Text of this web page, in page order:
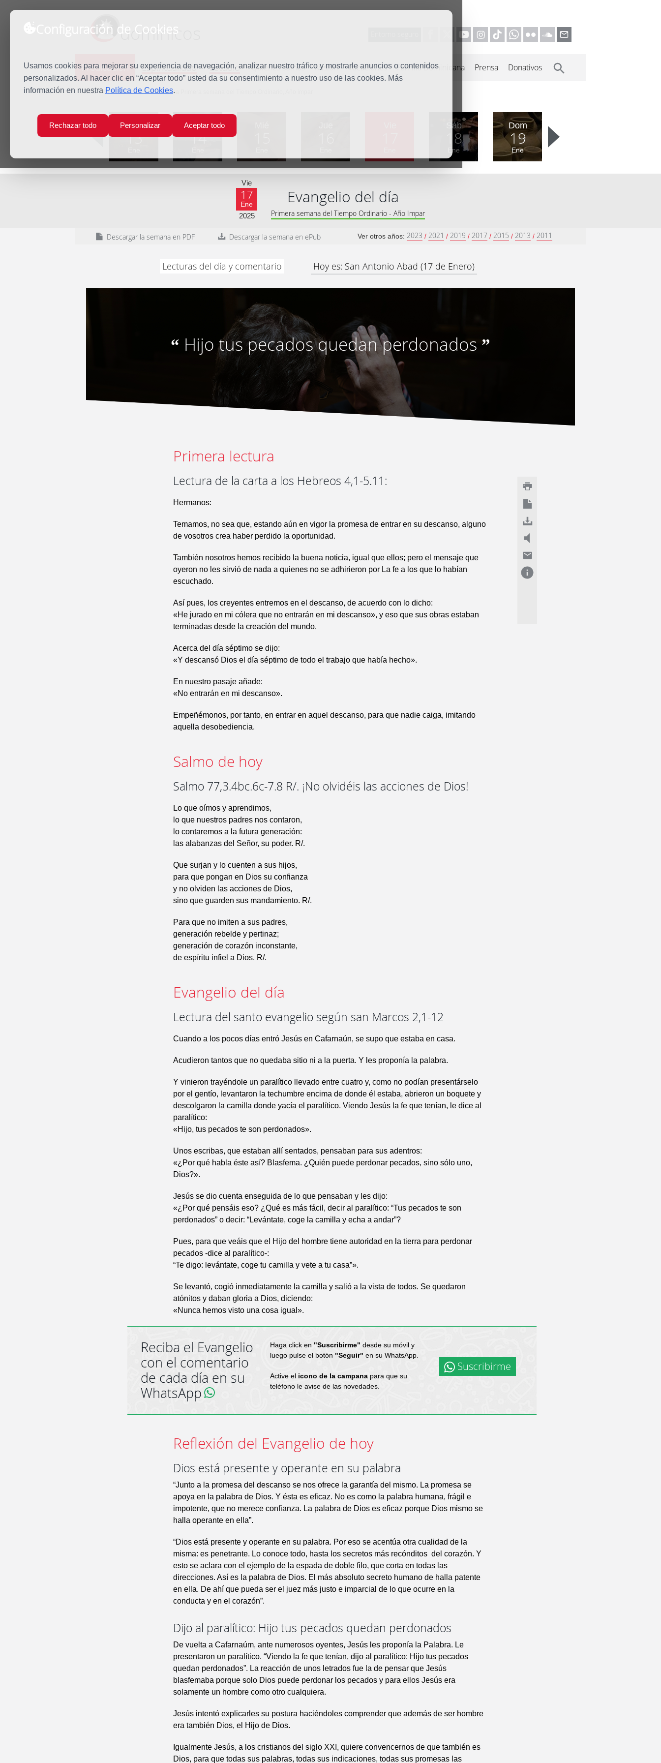
Configuración de Cookies
Usamos cookies para mejorar su experiencia de navegación, analizar nuestro tráfico y mostrarle anuncios o contenidos
personalizados. Al hacer clic en “Aceptar todo” usted da su consentimiento a nuestro uso de las cookies. Más
información en nuestra Política de Cookies.
Rechazar todo Personalizar Aceptar todo
dominicos
Predicación Espiritualidad Estudio Quiénes somos Misión Vocaciones Familia Dominicana Prensa Donativos
Inicio Predicación Viernes de la Primera semana del Tiempo Ordinario, Año impar
Lun
13
Mar
14
Sáb
18
Ene
Dom
19
Ene
Vie
17
Ene
2025
Evangelio del día
Primera semana del Tiempo Ordinario - Año Impar
Descargar la semana en PDF Descargar la semana en ePub Ver otros años: 2023 / 2021 / 2019 / 2017 / 2015 / 2013 / 2011
Lecturas del día y comentario Hoy es: San Antonio Abad (17 de Enero)
“ Hijo tus pecados quedan perdonados ”
Primera lectura
Lectura de la carta a los Hebreos 4,1-5.11:
Hermanos:
Temamos, no sea que, estando aún en vigor la promesa de entrar en su descanso, alguno
de vosotros crea haber perdido la oportunidad.
También nosotros hemos recibido la buena noticia, igual que ellos; pero el mensaje que
oyeron no les sirvió de nada a quienes no se adhirieron por La fe a los que lo habían
escuchado.
Así pues, los creyentes entremos en el descanso, de acuerdo con lo dicho:
«He jurado en mi cólera que no entrarán en mi descanso», y eso que sus obras estaban
terminadas desde la creación del mundo.
Acerca del día séptimo se dijo:
«Y descansó Dios el día séptimo de todo el trabajo que había hecho».
En nuestro pasaje añade:
«No entrarán en mi descanso».
Empeñémonos, por tanto, en entrar en aquel descanso, para que nadie caiga, imitando
aquella desobediencia.
Salmo de hoy
Salmo 77,3.4bc.6c-7.8 R/. ¡No olvidéis las acciones de Dios!
Lo que oímos y aprendimos,
lo que nuestros padres nos contaron,
lo contaremos a la futura generación:
las alabanzas del Señor, su poder. R/.
Que surjan y lo cuenten a sus hijos,
para que pongan en Dios su confianza
y no olviden las acciones de Dios,
sino que guarden sus mandamiento. R/.
Para que no imiten a sus padres,
generación rebelde y pertinaz;
generación de corazón inconstante,
de espíritu infiel a Dios. R/.
Evangelio del día
Lectura del santo evangelio según san Marcos 2,1-12
Cuando a los pocos días entró Jesús en Cafarnaún, se supo que estaba en casa.
Acudieron tantos que no quedaba sitio ni a la puerta. Y les proponía la palabra.
Y vinieron trayéndole un paralítico llevado entre cuatro y, como no podían presentárselo
por el gentío, levantaron la techumbre encima de donde él estaba, abrieron un boquete y
descolgaron la camilla donde yacía el paralítico. Viendo Jesús la fe que tenían, le dice al
paralítico:
«Hijo, tus pecados te son perdonados».
Unos escribas, que estaban allí sentados, pensaban para sus adentros:
«¿Por qué habla éste así? Blasfema. ¿Quién puede perdonar pecados, sino sólo uno,
Dios?».
Jesús se dio cuenta enseguida de lo que pensaban y les dijo:
«¿Por qué pensáis eso? ¿Qué es más fácil, decir al paralítico: “Tus pecados te son
perdonados” o decir: “Levántate, coge la camilla y echa a andar”?
Pues, para que veáis que el Hijo del hombre tiene autoridad en la tierra para perdonar
pecados -dice al paralítico-:
“Te digo: levántate, coge tu camilla y vete a tu casa”».
Se levantó, cogió inmediatamente la camilla y salió a la vista de todos. Se quedaron
atónitos y daban gloria a Dios, diciendo:
«Nunca hemos visto una cosa igual».
Reciba el Evangelio
con el comentario
de cada día en su
WhatsApp
Haga click en "Suscribirme" desde su móvil y
luego pulse el botón "Seguir" en su WhatsApp.
Active el icono de la campanapara que su
teléfono le avise de las novedades.
Suscribirme
Reflexión del Evangelio de hoy
Dios está presente y operante en su palabra
“Junto a la promesa del descanso se nos ofrece la garantía del mismo. La promesa se
apoya en la palabra de Dios. Y ésta es eficaz. No es como la palabra humana, frágil e
impotente, que no merece confianza. La palabra de Dios es eficaz porque Dios mismo se
halla operante en ella”.
“Dios está presente y operante en su palabra. Por eso se acentúa otra cualidad de la
misma: es penetrante. Lo conoce todo, hasta los secretos más recónditos del corazón. Y
esto se aclara con el ejemplo de la espada de doble filo, que corta en todas las
direcciones. Así es la palabra de Dios. El más absoluto secreto humano de halla patente
en ella. De ahí que pueda ser el juez más justo e imparcial de lo que ocurre en la
conducta y en el corazón”.
Dijo al paralítico: Hijo tus pecados quedan perdonados
De vuelta a Cafarnaúm, ante numerosos oyentes, Jesús les proponía la Palabra. Le
presentaron un paralítico. “Viendo la fe que tenían, dijo al paralítico: Hijo tus pecados
quedan perdonados”. La reacción de unos letrados fue la de pensar que Jesús
blasfemaba porque solo Dios puede perdonar los pecados y para ellos Jesús era
solamente un hombre como otro cualquiera.
Jesús intentó explicarles su postura haciéndoles comprender que además de ser hombre
era también Dios, el Hijo de Dios.
Igualmente Jesús, a los cristianos del siglo XXI, quiere convencernos de que también es
Dios, para que todas sus palabras, todas sus indicaciones, todas sus promesas las